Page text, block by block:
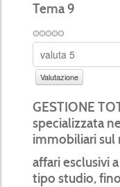
Tema 9
GESTIONE
specializzata
immobiliari sul
affari esclusivi
tipo studio,